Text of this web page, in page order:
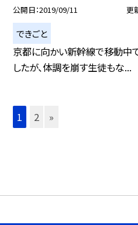
公開日 2019/09/11 更
できごと
京都に向かい新幹線で移動中
したが、体調を崩す生徒もな...
1 2 »